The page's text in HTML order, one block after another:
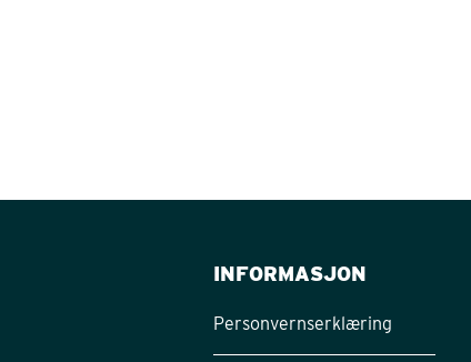
INFORMASJON
Personvernserklæring